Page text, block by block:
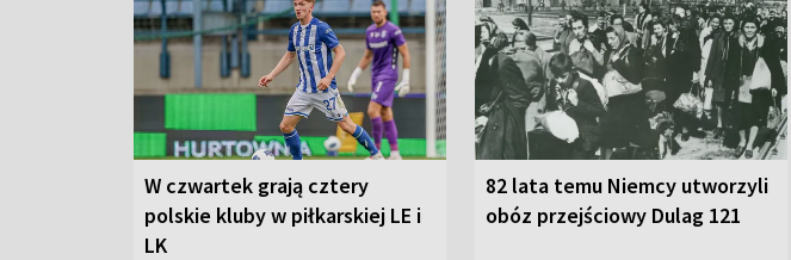
W czwartek grają cztery
polskie kluby w piłkarskiej LE i
LK
82 lata temu Niemcy utworzyli
obóz przejściowy Dulag 121